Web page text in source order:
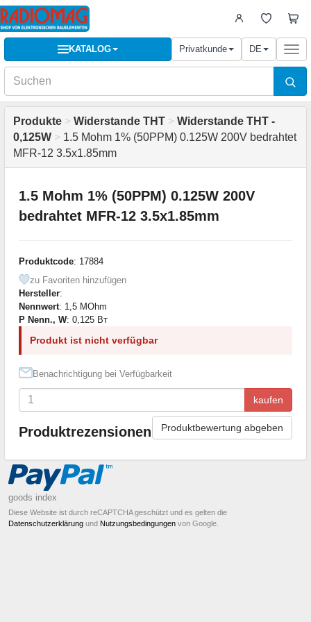
KATALOG Privatkunde DE
Produkte > Widerstande THT > Widerstande THT -
0,125W > 1.5 Mohm 1% (50PPM) 0.125W 200V bedrahtet
MFR-12 3.5x1.85mm
1.5 Mohm 1% (50PPM) 0.125W 200V
bedrahtet MFR-12 3.5x1.85mm
Produktcode: 17884
zu Favoriten hinzufügen
Hersteller:
Nennwert: 1,5 MOhm
P Nenn., W: 0,125 Вт
Produkt ist nicht verfügbar
Benachrichtigung bei Verfügbarkeit
kaufen
Produktrezensionen Produktbewertung abgeben
goods index
Diese Website ist durch reCAPTCHA geschützt und es gelten die
Datenschutzerklärung und Nutzungsbedingungen von Google.